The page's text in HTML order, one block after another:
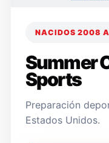
NACIDOS 2008
Summer
Sports
Preparación
Estados Unidos.